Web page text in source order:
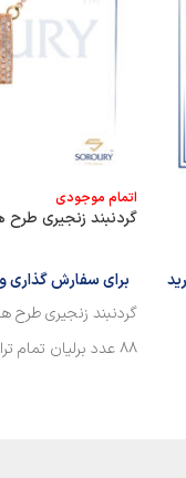
اتمام موجودی
گردنبند زنجیری طرح
برای سفارش گذاری
گردنبند زنجیری
۸۸ عدد برلیان تمام تراش به وزن ۰/558 قیراط